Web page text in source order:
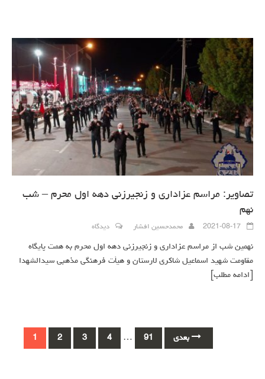
تصاویر: مراسم عزاداری و زنجیرزنی دهه اول محرم – شب
نهم
2021-08-17 محمدحسین افشار دیدگاه
نهمین شب از مراسم عزاداری و زنجیرزنی دهه اول محرم به همت پایگاه
مقاومت شهید اسماعیل شاکری لارستان و هیأت فرهنگی مذهبی سیدالشهدا
[ادامه مطلب]
navigation
1 2 3 4 … 91